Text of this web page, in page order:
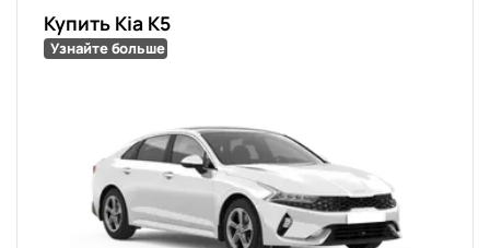
Купить Kia K5
Узнайте больше